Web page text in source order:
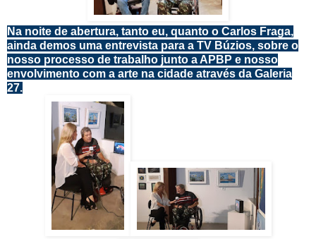
Na noite de abertura, tanto eu, quanto o Carlos Fraga,
ainda demos uma entrevista para a TV Búzios, sobre o
nosso processo de trabalho junto a APBP e nosso
envolvimento com a arte na cidade através da Galeria
27.